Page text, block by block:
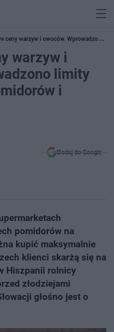
ceny warzyw i owoców. Wprowadzono
warzyw i
limity
i
Dodaj do Google
pomidorów na
kupić maksymalnie
klienci skarżą się na
Hiszpanii rolnicy
złodziejami
głośno jest o